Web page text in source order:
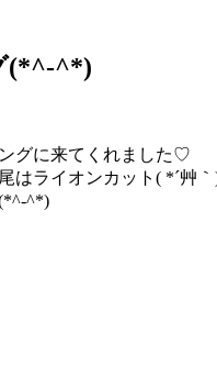
(*^-^*)
グに来てくれました♡
はライオンカット( *´艸
^*)